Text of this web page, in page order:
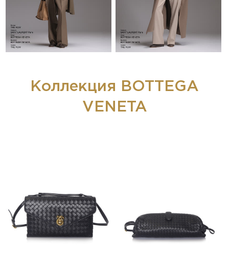
Коллекция BOTTEGA
VENETA